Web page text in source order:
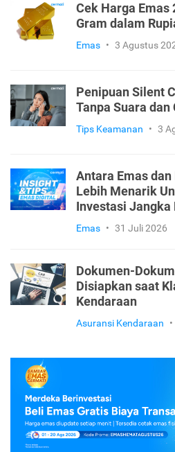
Cek Harga Emas
Gram dalam
Emas • 3 Agustus
Penipuan Silent
Tanpa Suara
Tips Keamanan • 3
Antara Emas
Lebih Menarik
Investasi Jangka
Emas • 31 Juli 2026
Dokumen-
Disiapkan saat
Kendaraan
Asuransi Kendaraan •